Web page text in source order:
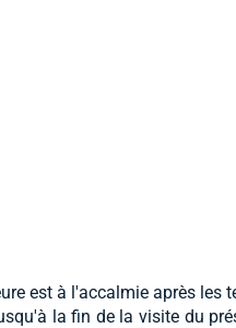
est à l'accalmie après les
la fin de la visite du